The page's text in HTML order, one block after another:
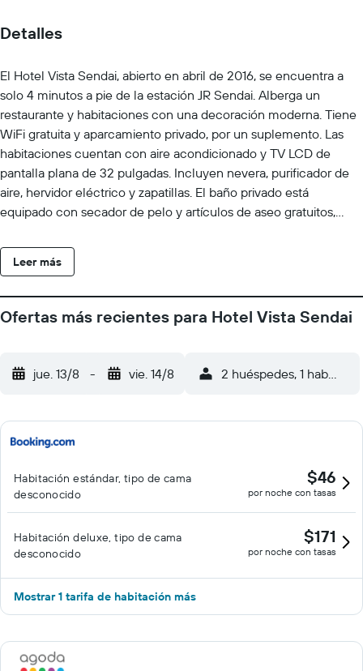
Detalles
El Hotel Vista Sendai, abierto en abril de 2016, se encuentra a
solo 4 minutos a pie de la estación JR Sendai. Alberga un
restaurante y habitaciones con una decoración moderna. Tiene
WiFi gratuita y aparcamiento privado, por un suplemento. Las
habitaciones cuentan con aire acondicionado y TV LCD de
pantalla plana de 32 pulgadas. Incluyen nevera, purificador de
aire, hervidor eléctrico y zapatillas. El baño privado está
equipado con secador de pelo y artículos de aseo gratuitos,
se puede solicitar un plancha pantalones, planchas y mantas
adicionales. Para el desayuno se sirven platos preparados con
queda a 14 minutos a pie del Sendai Hotel Vista. El estadio de
béisbol Miyagi se encuentra a 6 minutos en coche. El santuario
de Sendai se sitúa a 40 minutos en coche o tren.
Leer más
Ofertas más recientes para Hotel Vista Sendai
jue. 13/8 - vie. 14/8 2 huéspedes, 1
Habitación estándar, tipo de cama
desconocido
$46
por noche con tasas
Habitación deluxe, tipo de cama
desconocido
$171
por noche con tasas
Mostrar 1 tarifa de habitación más